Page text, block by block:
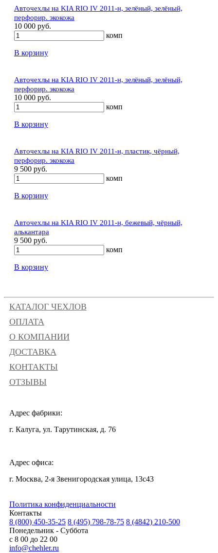
Авточехлы на KIA RIO IV 2011-н, зелёный, зелёный,
перфорир. экокожа
10 000 руб.
комп
В корзину
Авточехлы на KIA RIO IV 2011-н, зелёный, зелёный,
перфорир. экокожа
10 000 руб.
комп
В корзину
Авточехлы на KIA RIO IV 2011-н, пластик, чёрный,
перфорир. экокожа
9 500 руб.
комп
В корзину
Авточехлы на KIA RIO IV 2011-н, бежевый, чёрный,
алькантара
9 500 руб.
комп
В корзину
КАТАЛОГ ЧЕХЛОВ
ОПЛАТА
О КОМПАНИИ
ДОСТАВКА
КОНТАКТЫ
ОТЗЫВЫ
Адрес фабрики:
г. Калуга, ул. Тарутинская, д. 76
Адрес офиса:
г. Москва, 2-я Звенигородская улица, 13с43
Политика конфиденциальности
Контакты
8 (800) 450-35-25 8 (495) 798-78-75 8 (4842) 210-500
Понедельник - Суббота
с 8 00 до 22 00
info@chehler.ru